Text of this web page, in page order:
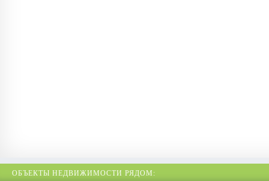
ОБЪЕКТЫ НЕДВИЖИМОСТИ РЯДОМ: